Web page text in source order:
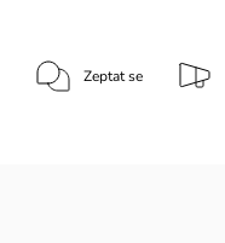
Zeptat se